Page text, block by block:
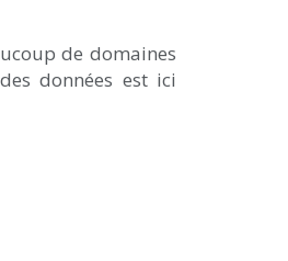
de domaines
données est ici